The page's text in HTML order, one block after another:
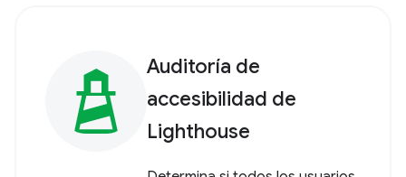
Auditoría de
accesibilidad de
Lighthouse